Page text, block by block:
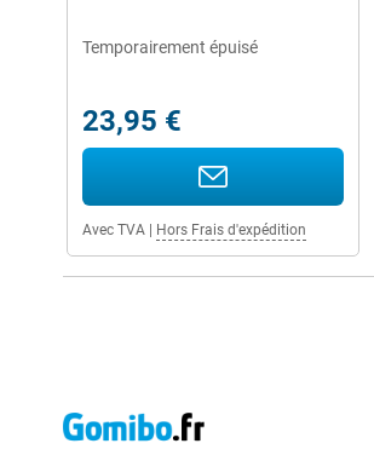
Temporairement épuisé
23,95 €
Avec TVA Hors Frais d'expédition